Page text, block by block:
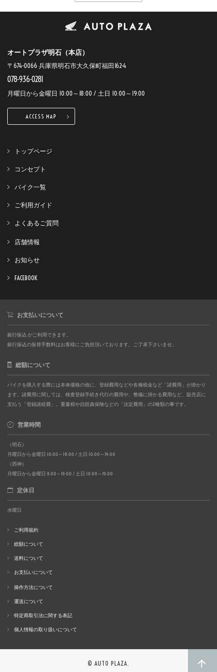
オートプラザ明石（本店）
〒674-0066 兵庫県明石市大久保町福田162-4
078-936-0281
月曜日から金曜日 10:00～18:00 / 土日 10:00～19:00
ACCESS MAP
トップページ
コンセプト
バイク一覧
ご利用ガイド
よくあるご質問
店舗情報
お知らせ
FACEBOOK
お支払いについて
銀行振込 がご利用できます。
銀行振込の振替手数料はお客様にご負担頂いております。ご了承下さいませ。
総額について
バイクを購入する際には本体価格の他に、登録費用などや各種税金など「諸費用」が掛かり
ます。諸費用に関しては、検査登録手続き代行の費用や、整備に掛かる費用など、販売店に
支払う「登録諸経費」。重量税や自賠責保険などの「法定費用」の2種類の事です。
営業時間
（明石）
月曜日から金曜日 10:00～18:00 / 土日 10:00～19:00
（西神）
月曜日から金曜日 11:00～19:00 / 土日 10:00～19:00
定休日
水曜日
ご利用規約
総額について
送料について
お支払いについて
操作方法について
運送について
特定商取引法に関する表記
個人情報の取り扱いについて
© AUTO PLAZA.